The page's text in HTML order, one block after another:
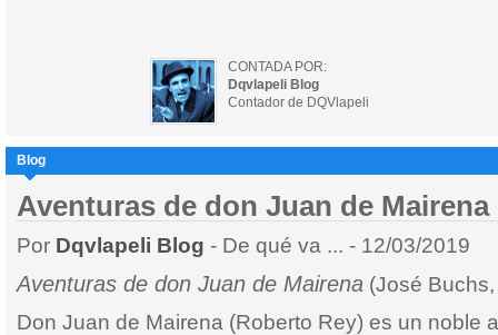
CONTADA POR:
Dqvlapeli Blog
Contador de DQVlapeli
Blog
Aventuras de don Juan de Mairena
Por Dqvlapeli Blog - De qué va ... - 12/03/2019
Aventuras de don Juan de Mairena (José
Don Juan de Mairena (Roberto Rey) es un noble